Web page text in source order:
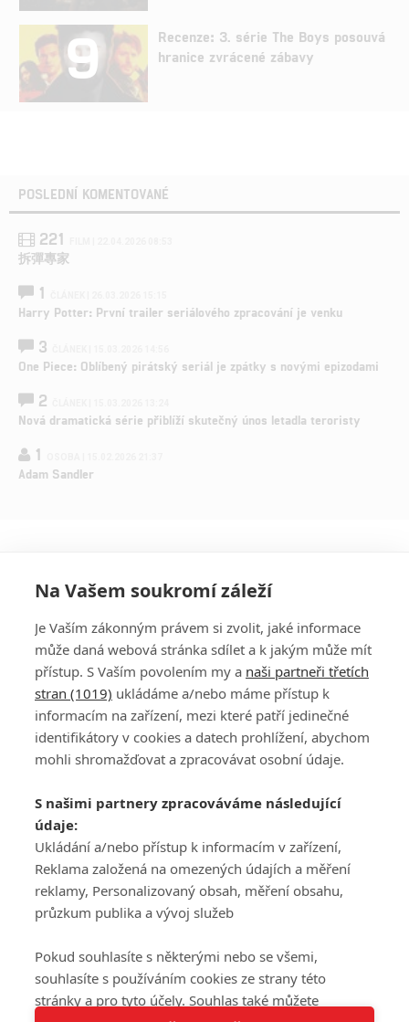
Tato stránka používá soubory cookies.
9
Recenze: 3. série The Boys posouvá
hranice zvrácené zábavy
POSLEDNÍ KOMENTOVANÉ
221
拆彈專家
1
Harry Potter: První trailer seriálového zpracování je venku
3
One Piece: Oblíbený pirátský seriál je zpátky s novými epizodami
2
Nová dramatická série přiblíží skutečný únos letadla teroristy
1
Adam Sandler
PŘIHLÁSIT
REGISTROVAT
DISKUZE
Šéfredaktorkou webu jePetr Slavík, e-mailserialy@fandimefilmu.cz
Máte-li zájem o inzerci na našem webu napište nám na e-mail
studio@koncal.com
Ochrana osobních údajů|Zásady používání cookies |Pravidla webu
Upravit nastavení soukromí
Na Vašem soukromí záleží
Je Vaším zákonným právem si zvolit, jaké informace
může daná webová stránka sdílet a k jakým může mít
přístup. S Vaším povolením my a naši partneři třetích
stran (1019) ukládáme a/nebo máme přístup k
informacím na zařízení, mezi které patří jedinečné
identifikátory v cookies a datech prohlížení, abychom
mohli shromažďovat a zpracovávat osobní údaje.
S našimi partnery zpracováváme následující
údaje:
Ukládání a/nebo přístup k informacím v zařízení,
Reklama založená na omezených údajích a měření
reklamy, Personalizovaný obsah, měření obsahu,
průzkum publika a vývoj služeb
Pokud souhlasíte s některými nebo se všemi,
souhlasíte s používáním cookies ze strany této
stránky a pro tyto účely. Souhlas také můžete